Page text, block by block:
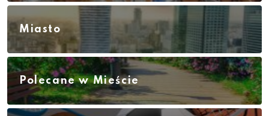
Miasto
Polecane w Mieście